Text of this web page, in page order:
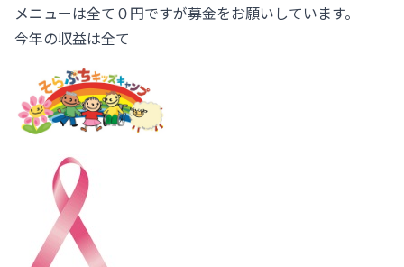
メニューは全て０円ですが募金をお願いしています。
今年の収益は全て